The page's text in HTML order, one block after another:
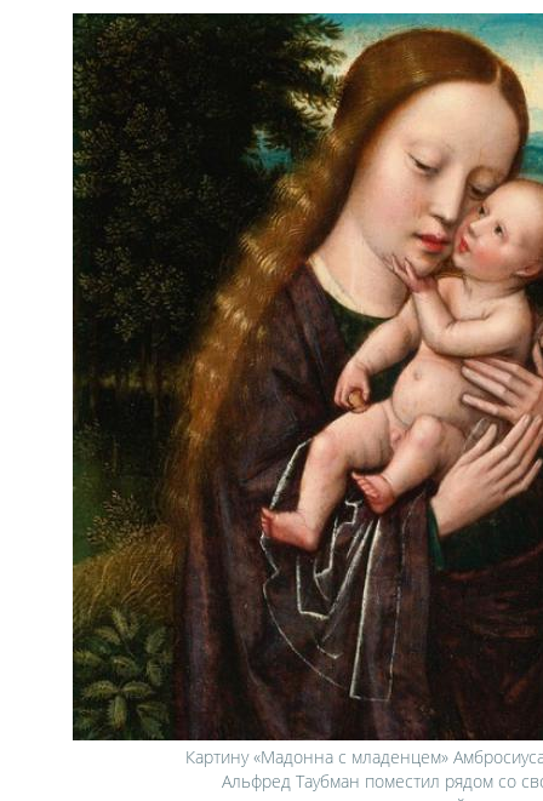
Картину «Мадонна с младенцем»
Альфред Таубман поместил рядом со